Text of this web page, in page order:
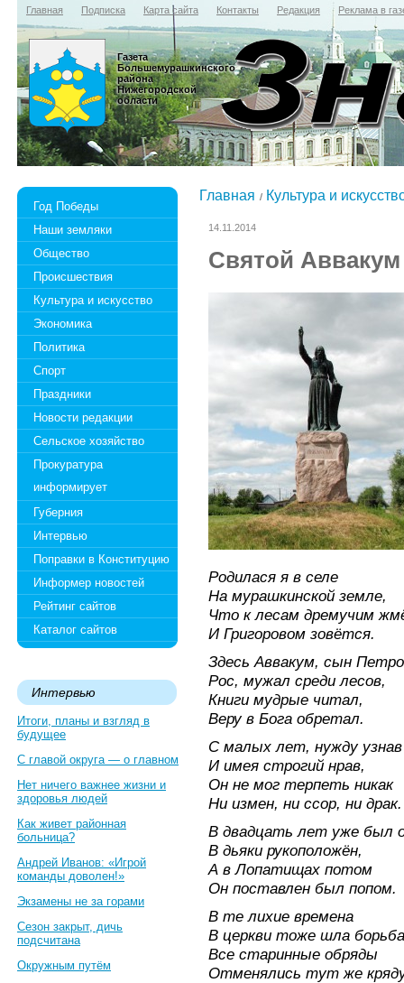
Главная Подписка Карта сайта Контакты Редакция Реклама в
Газета
Большемурашкинского
района
Нижегородской
области
Год Победы
Наши земляки
Общество
Происшествия
Культура и искусство
Экономика
Политика
Спорт
Праздники
Новости редакции
Сельское хозяйство
Прокуратура
информирует
Губерния
Интервью
Поправки в Конституцию
Информер новостей
Рейтинг сайтов
Каталог сайтов
Интервью
Итоги, планы и взгляд в
будущее
С главой округа — о главном
Нет ничего важнее жизни и
здоровья людей
Как живет районная
больница?
Андрей Иванов: «Игрой
команды доволен!»
Экзамены не за горами
Сезон закрыт, дичь
подсчитана
Окружным путём
Главная Культура и
14.11.2014
Святой Аввакум
Родилася я в селе
На мурашкинской земле,
Что к лесам дремучим
И Григоровом зовётся.
Здесь Аввакум, сын
Рос, мужал среди лесов,
Книги мудрые читал,
Веру в Бога обретал.
С малых лет, нужду узнав
И имея строгий нрав,
Он не мог терпеть никак
Ни измен, ни ссор, ни драк.
В двадцать лет уже был
В дьяки рукоположён,
А в Лопатищах потом
Он поставлен был попом.
В те лихие времена
В церкви тоже шла
Все старинные обряды
Отменялись тут же